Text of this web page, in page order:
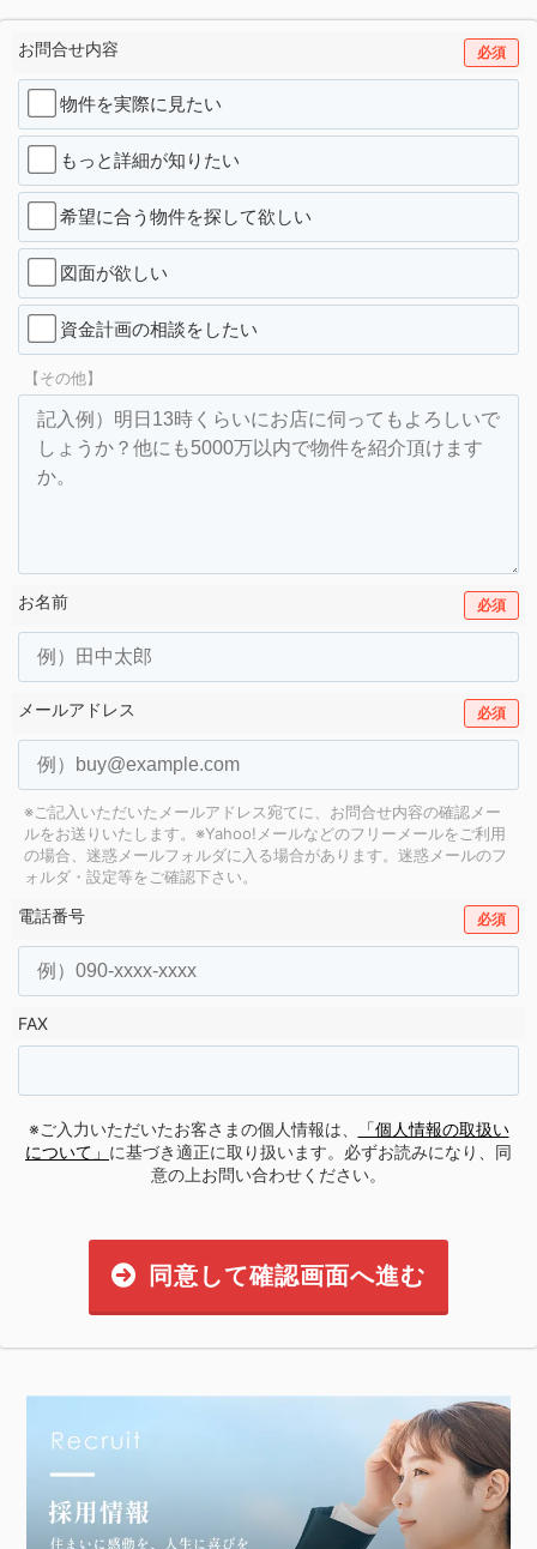
お問合せ内容 必須
物件を実際に見たい
もっと詳細が知りたい
希望に合う物件を探して欲しい
図面が欲しい
資金計画の相談をしたい
【その他】
お名前 必須
メールアドレス 必須
※ご記入いただいたメールアドレス宛てに、お問合せ内容の確認メー
ルをお送りいたします。 ※Yahoo!メールなどのフリーメールをご利用
の場合、迷惑メールフォルダに入る場合があります。 迷惑メールのフ
ォルダ・設定等をご確認下さい。
電話番号 必須
FAX
※ご入力いただいたお客さまの個人情報は、
「個人情報の取扱い
について」 に基づき適正に取り扱います。必ずお読みになり、同
意の上お問い合わせください。
同意して確認画面へ進む